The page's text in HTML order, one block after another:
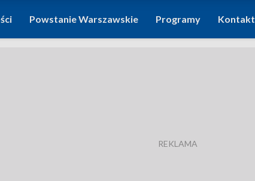
Powstanie Warszawskie Programy Kontakt